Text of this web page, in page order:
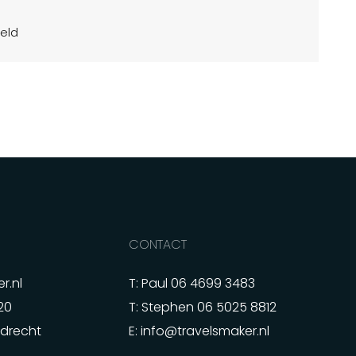
CONTACT
T: Paul06 4699 3483
T: Stephen06 5025 8812
E:info@travelsmaker.nl